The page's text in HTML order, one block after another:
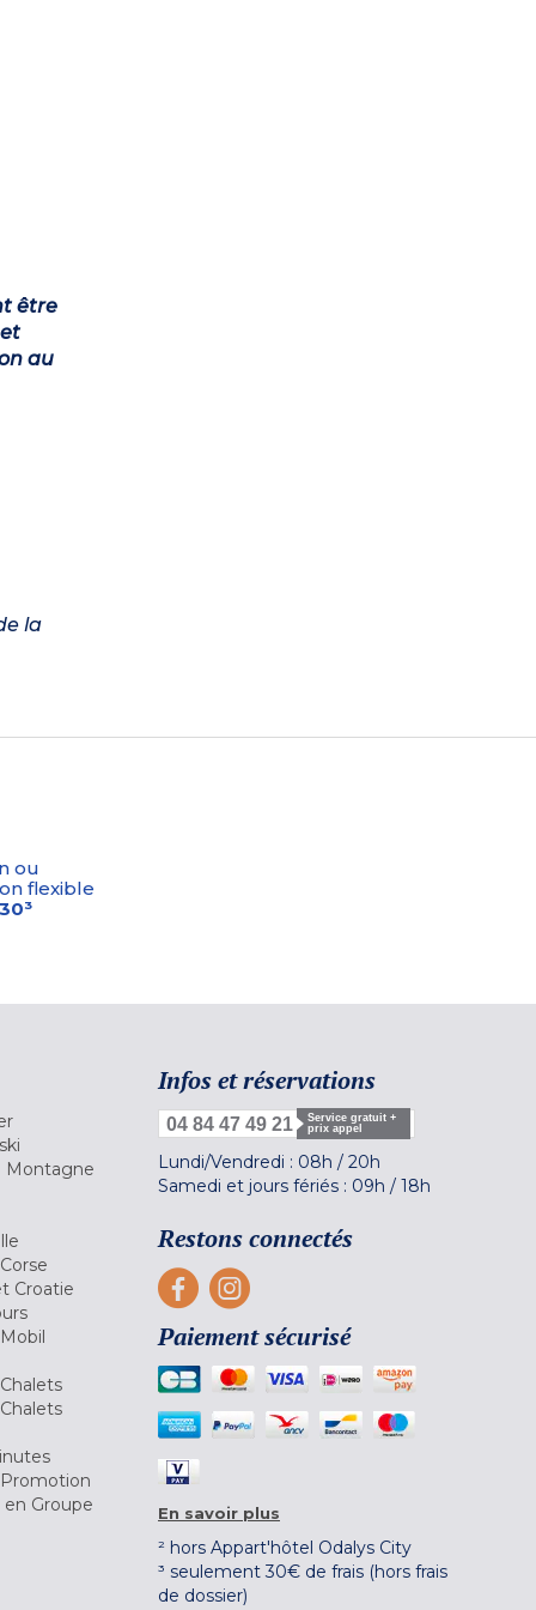
être
au
la
ou
flexible
Montagne
Croatie
Groupe
Infos et réservations
04 84 47 49 21
Service gratuit +
prix appel
Lundi/Vendredi : 08h / 20h
Samedi et jours fériés : 09h / 18h
Restons connectés
Paiement sécurisé
En savoir plus
² hors Appart'hôtel Odalys City
³ seulement 30€ de frais (hors frais
de dossier)